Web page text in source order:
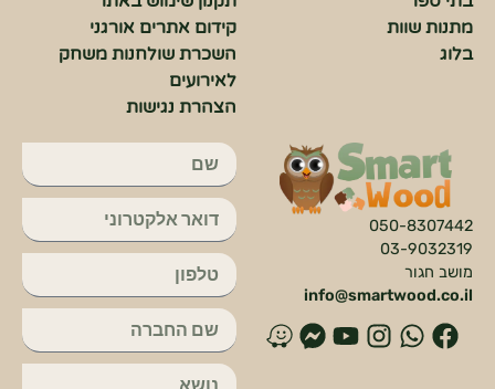
050-8307442
03-9032319
מושב חגור
info@smartwood.co.il
פ
ו
א
י
פ
ו
מתנות שוות
בלוג
קידום אתרים אורגני
השכרת שולחנות משחק
לאירועים
הצהרת נגישות